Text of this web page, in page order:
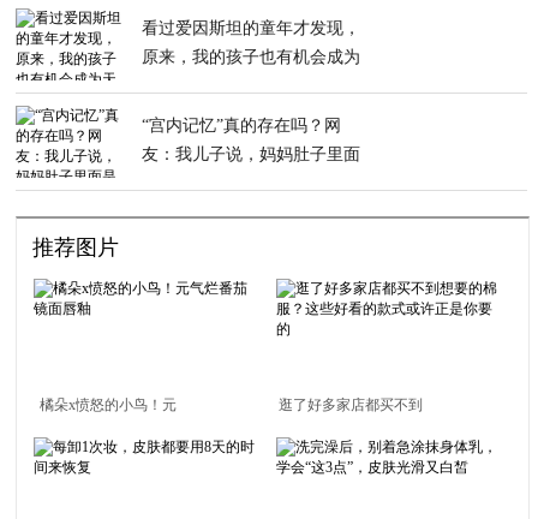
看过爱因斯坦的童年才发现，
原来，我的孩子也有机会成为
“宫内记忆”真的存在吗？网
友：我儿子说，妈妈肚子里面
推荐图片
橘朵x愤怒的小鸟！元
气烂番茄镜面唇釉
逛了好多家店都买不到
想要的棉服？这些好看
的款式或许正是你要的